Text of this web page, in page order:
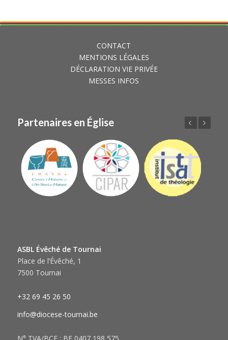
CONTACT
MENTIONS LÉGALES
DÉCLARATION VIE PRIVÉE
MESSES INFOS
Partenaires en Église
ASBL Évêché de Tournai
Place de l’Évêché, 1
7500 Tournai
+32 69 45 26 50
info@diocese-tournai.be